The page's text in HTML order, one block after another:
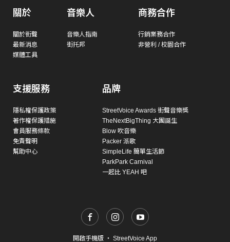
關於
關於街聲
最新消息
媒體工具
音樂人
音樂人指南
街托邦
商務合作
行銷業務合作
非營利 / 校園合作
支援服務
隱私權保護政策
著作權保護措施
會員服務條款
免責聲明
幫助中心
品牌
StreetVoice Awards 街聲音樂獎
TheNextBigThing 大團誕生
Blow 吹音樂
Packer 派歌
SimpleLife 簡單生活節
ParkPark Carnival
一起比 YEAH 吧
開啟手機版 ・ StreetVoice App